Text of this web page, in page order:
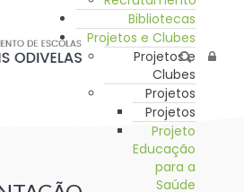
Bibliotecas
Projetos e Clubes
Projetos e
Clubes
Projetos
Projetos
Projeto
Educação
para a
Saúde